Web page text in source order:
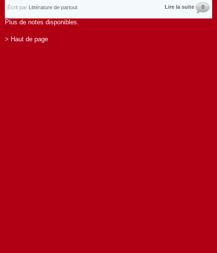
Écrit par Littérature de partout Lire la suite 0
Plus de notes disponibles.
> Haut de page